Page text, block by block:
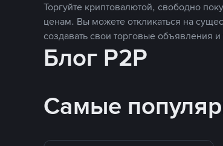
Торгуйте криптовалютой, свободно
ценам. Вы можете откликаться на
создавать свои торговые объявления
Блог P2P
Самые